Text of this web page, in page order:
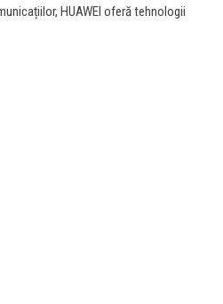
HUAWEI oferă tehnologii